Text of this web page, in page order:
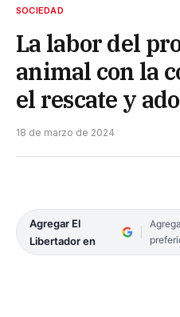
SOCIEDAD
La labor del
animal con la
el rescate y
18 de marzo de 2024
Agregar El
Libertador en